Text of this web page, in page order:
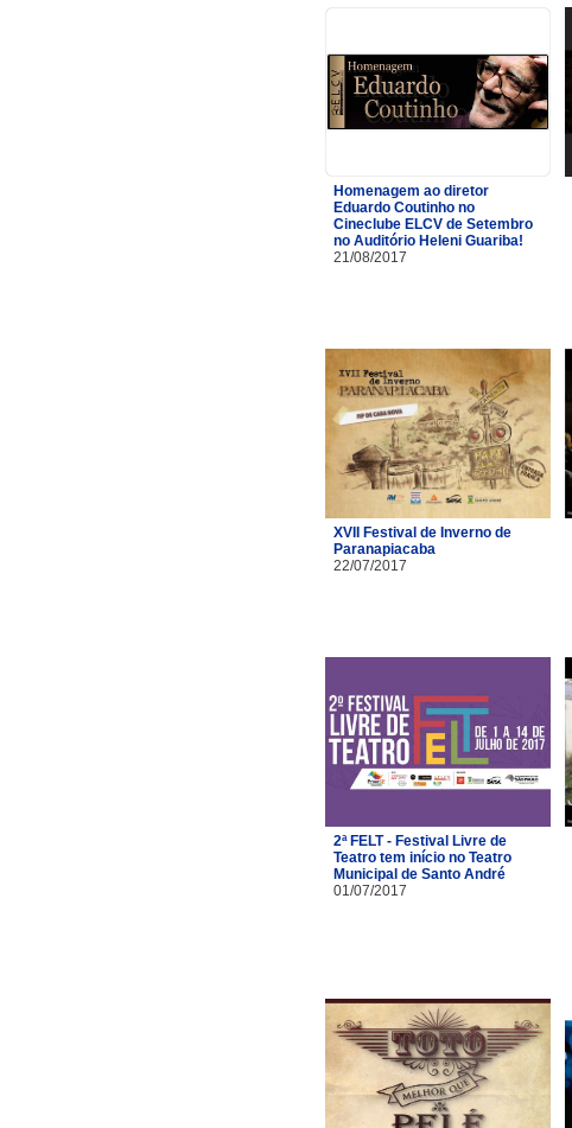
Homenagem ao diretor
Eduardo Coutinho no
Cineclube ELCV de Setembro
no Auditório Heleni Guariba!
21/08/2017
XVII Festival de Inverno de
Paranapiacaba
22/07/2017
2ª FELT - Festival Livre de
Teatro tem início no Teatro
Municipal de Santo André
01/07/2017